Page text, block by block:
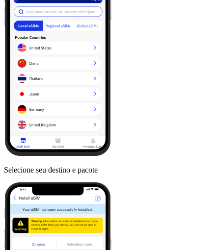
Selecione seu destino e pacote